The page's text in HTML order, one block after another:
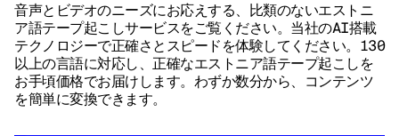
音声とビデオのニーズにお応えする、比類のないエストニ
ア語テープ起こしサービスをご覧ください。当社のAI搭載
テクノロジーで正確さとスピードを体験してください。130
以上の言語に対応し、正確なエストニア語テープ起こしを
お手頃価格でお届けします。わずか数分から、コンテンツ
を簡単に変換できます。